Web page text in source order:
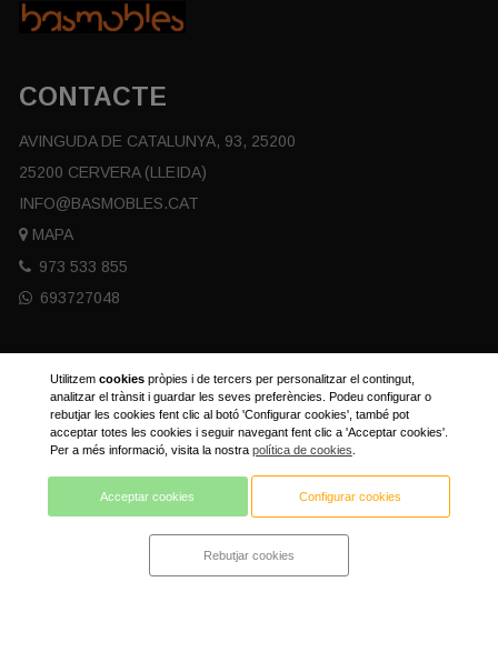
CONTACTE
AVINGUDA DE CATALUNYA, 93, 25200
25200 CERVERA (LLEIDA)
INFO@BASMOBLES.CAT
MAPA
973 533 855
693727048
HORARI
DE DILLUNS A DIVENDRES:
MATÍ DE 9.15 A 13.30 I TARDA DE 17.00 A 20.00
DISSABTE:
MATÍ DE 10:00 A 14:00
Utilitzem cookiespròpies i de tercers per personalitzar el contingut,
analitzar el trànsit i guardar les seves preferències. Podeu configurar o
rebutjar les cookies fent clic al botó 'Configurar cookies', també pot
acceptar totes les cookies i seguir navegant fent clic a 'Acceptar cookies'.
Per a més informació, visita la nostra política de cookies
Acceptar cookies Configurar cookies
Rebutjar cookies